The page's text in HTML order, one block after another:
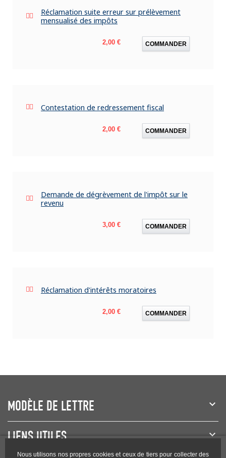
Nous utilisons nos propres cookies et ceux de tiers pour collecter des
Réclamation suite erreur sur prélèvement
mensualisé des impôts
Prix
2,00 € COMMANDER
Contestation de redressement fiscal
Prix
2,00 € COMMANDER
Demande de dégrèvement de l'impôt sur le
revenu
Prix
3,00 € COMMANDER
Réclamation d'intérêts moratoires
Prix
2,00 € COMMANDER
MODÈLE DE LETTRE
LIENS UTILES